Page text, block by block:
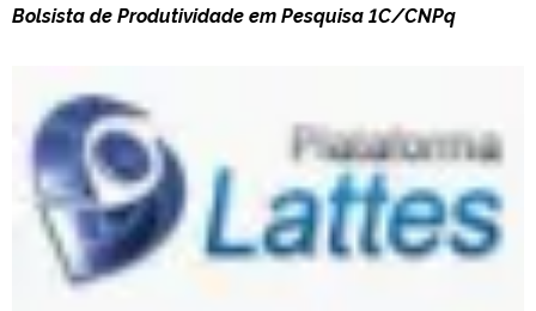
Bolsista de Produtividade em Pesquisa 1C/CNPq